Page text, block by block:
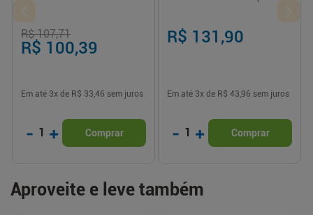
R$ 107,71
R$ 100,39
Em até 3x de R$ 33,46 sem juros
- 1 + Comprar
R$ 131,90
Em até 3x de R$ 43,96 sem juros
- 1 + Comprar
Aproveite e leve também